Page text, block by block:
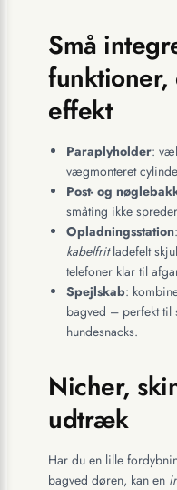
Små
effekt
Paraplyholder:
vægmonteret
Post- og
småting ikke
Opladningsstation
kabelfritladefelt
telefoner klar til
Spejlskab:
bagved – perfekt til
hundesnacks.
Nicher,
udtræk
Har du en lille
bagved døren, kan en